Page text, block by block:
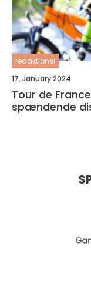
redaktionel
17. January 2024
Tour de
spændende